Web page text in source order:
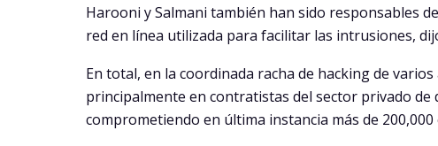
Harooni y Salmani también han sido responsables
red en línea utilizada para facilitar las intrusiones,
En total, en la coordinada racha de hacking de
principalmente en contratistas del sector privado
comprometiendo en última instancia más de 200,000